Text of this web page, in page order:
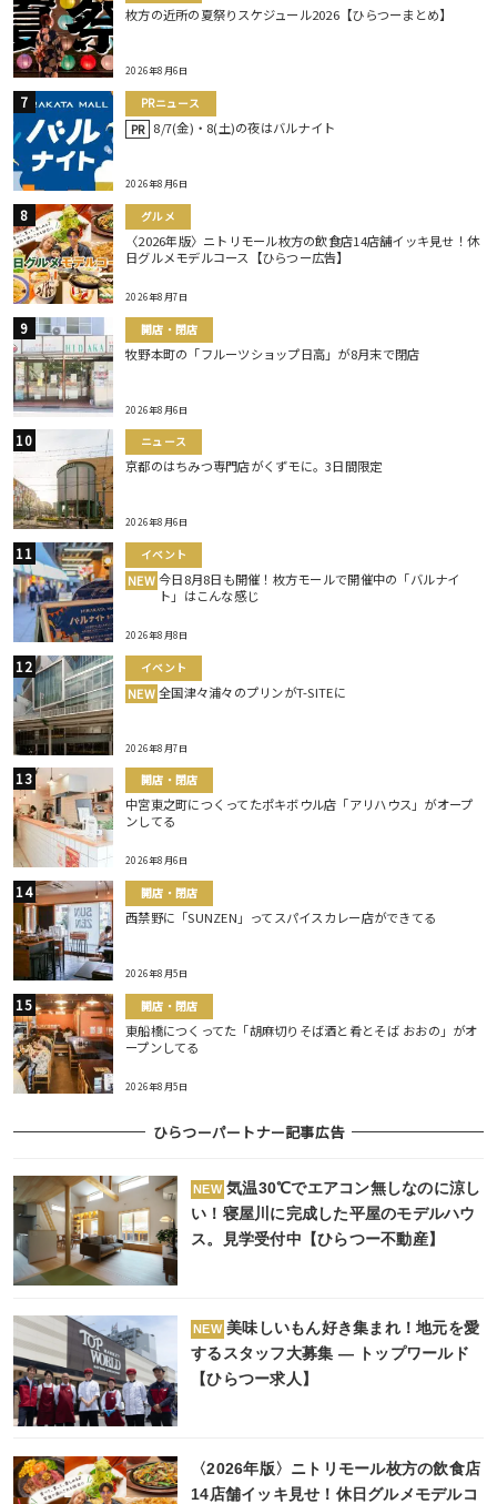
枚方の近所の夏祭りスケジュール2026【ひらつーまとめ】
2026年8月6日
PRニュース
PR 8/7(金)・8(土)の夜はバルナイト
2026年8月6日
グルメ
〈2026年版〉ニトリモール枚方の飲食店14店舗イッキ見せ！休
日グルメモデルコース【ひらつー広告】
2026年8月7日
開店・閉店
牧野本町の「フルーツショップ日高」が8月末で閉店
2026年8月6日
ニュース
京都のはちみつ専門店がくずモに。3日間限定
2026年8月6日
イベント
NEW 今日8月8日も開催！枚方モールで開催中の「バルナイ
ト」はこんな感じ
2026年8月8日
イベント
NEW 全国津々浦々のプリンがT-SITEに
2026年8月7日
開店・閉店
中宮東之町につくってたポキボウル店「アリハウス」がオープ
ンしてる
2026年8月6日
開店・閉店
西禁野に「SUNZEN」ってスパイスカレー店ができてる
2026年8月5日
開店・閉店
東船橋につくってた「胡麻切りそば酒と肴とそば おおの」がオ
ープンしてる
2026年8月5日
ひらつーパートナー記事広告
NEW 気温30℃でエアコン無しなのに涼し
い！寝屋川に完成した平屋のモデルハウ
ス。見学受付中【ひらつー不動産】
NEW 美味しいもん好き集まれ！地元を愛
するスタッフ大募集 ― トップワールド
【ひらつー求人】
〈2026年版〉ニトリモール枚方の飲食店
14店舗イッキ見せ！休日グルメモデルコ